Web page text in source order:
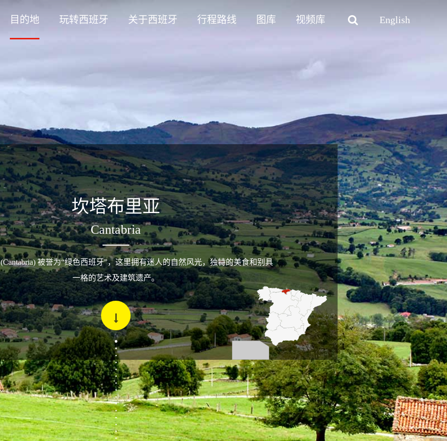
目的地 玩转西班牙 关于西班牙 行程路线 图库 视频库 English
坎塔布里亚
Cantabria
被誉为“绿色西班牙”，这里拥有迷人的自然风光，独特的美食和别具
一格的艺术及建筑遗产。